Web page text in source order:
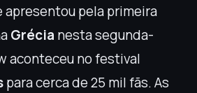
apresentou pela primeira
Grécia nesta segunda-
aconteceu no festival
para cerca de 25 mil fãs. As